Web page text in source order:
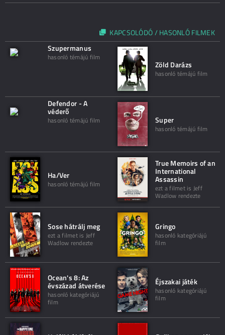
KAPCSOLÓDÓ / HASONLÓ FILMEK
Szupermanus
hasonló témájú film
Zöld Darázs
hasonló témájú film
Defendor - A
véderő
hasonló témájú film Super
hasonló témájú film
Ha/Ver
hasonló témájú film
True Memoirs of an
International
Assassin
ezt a filmet is Jeff
Wadlow rendezte
Sose hátrálj meg
ezt a filmet is Jeff
Wadlow rendezte
Gringo
hasonló kategóriájú
film
Ocean's 8: Az
évszázad átverése
hasonló kategóriájú
film
Éjszakai játék
hasonló kategóriájú
film